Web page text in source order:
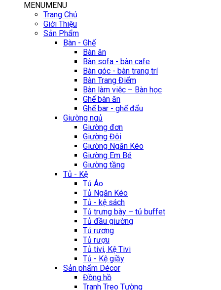
MENUMENU
Trang Chủ
Giới Thiệu
Sản Phẩm
Bàn - Ghế
Bàn ăn
Bàn sofa - bàn cafe
Bàn góc - bàn trang trí
Bàn Trang Điểm
Bàn làm việc – Bàn học
Ghế bàn ăn
Ghế bar - ghế đẩu
Giường ngủ
Giường đơn
Giường Đôi
Giường Ngăn Kéo
Giường Em Bé
Giường tầng
Tủ - Kệ
Tủ Áo
Tủ Ngăn Kéo
Tủ - kệ sách
Tủ trưng bày – tủ buffet
Tủ đầu giường
Tủ rương
Tủ rượu
Tủ tivi, Kệ Tivi
Tủ - Kệ giầy
Sản phẩm Décor
Đồng hồ
Tranh Treo Tường